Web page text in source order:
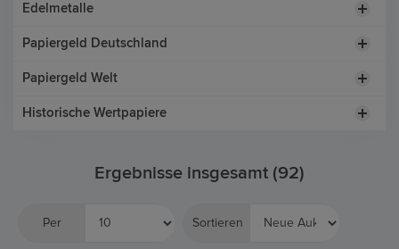
Edelmetalle
Papiergeld Deutschland
Papiergeld Welt
Historische Wertpapiere
Ergebnisse insgesamt (92)
Per Sortieren